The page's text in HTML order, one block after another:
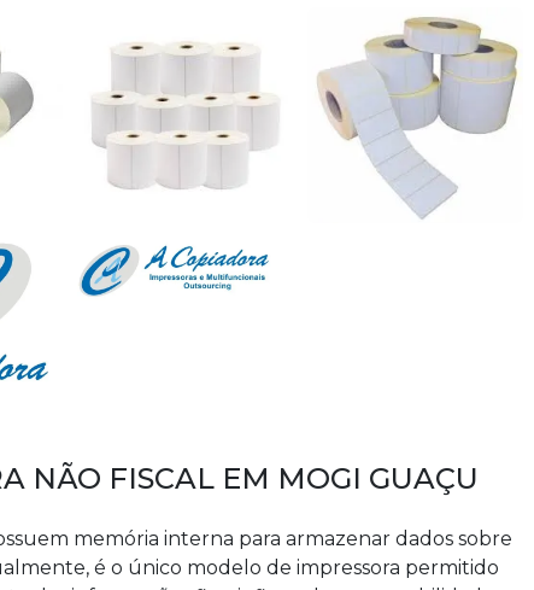
NÃO FISCAL EM MOGI GUAÇU
memória interna para armazenar dados sobre
é o único modelo de impressora permitido